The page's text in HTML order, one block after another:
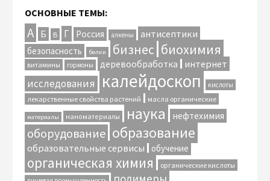
ОСНОВНЫЕ ТЕМЫ:
А Б В Г Россия алкены антисептики
безопасность белки бизнес биохимия
витамины гормоны деревообработка интернет
исследования калейдоскоп кислоты
лекарственные свойства растений масла органические
материалы наноматериалы наука нефтехимия
оборудование образование
образовательные сервисы обучение
органическая химия органические кислоты